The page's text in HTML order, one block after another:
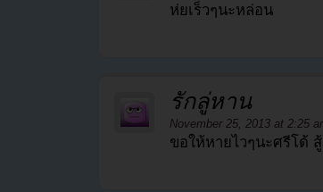
ห่ยเร็วๆนะหล่อน
รักลู่หาน
November 25, 2013 at 2:25
ขอให้หายไวๆนะศรีโด้